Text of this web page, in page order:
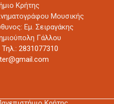
Κρήτης
Μουσικής
Εμ. Σειραγάκης
Γάλλου
Τηλ.: 2831077310